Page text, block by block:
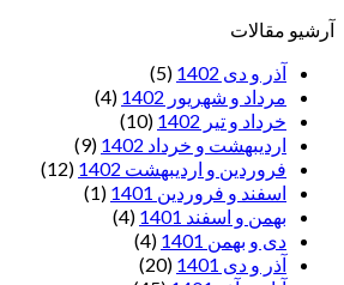
آرشیو مقالات
آذر و دی 1402
(5)
مرداد و شهریور 1402
(4)
خرداد و تیر 1402
(10)
اردیبهشت و خرداد 1402
(9)
فروردین و اردیبهشت 1402
(12)
اسفند و فروردین 1401
(1)
بهمن و اسفند 1401
(4)
دی و بهمن 1401
(4)
آذر و دی 1401
(20)